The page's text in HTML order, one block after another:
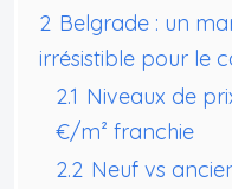
2 Belgrade : un
irrésistible pour le
2.1 Niveaux de
€/m² franchie
2.2 Neuf vs